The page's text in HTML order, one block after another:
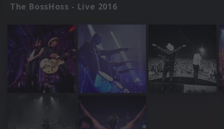
The BossHoss - Live 2016